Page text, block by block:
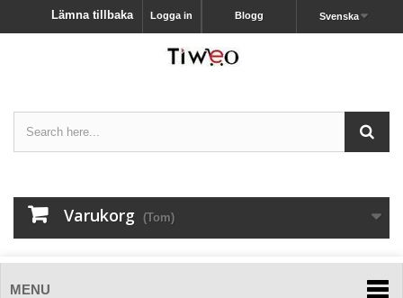
Svenska
Blogg
Logga in
Lämna tillbaka
Varukorg (Tom)
MENU